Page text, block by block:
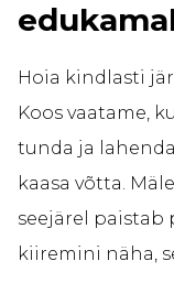
Hoia kindlasti
Koos vaatame,
tunda ja
kaasa võtta.
seejärel paistab
kiiremini näha,